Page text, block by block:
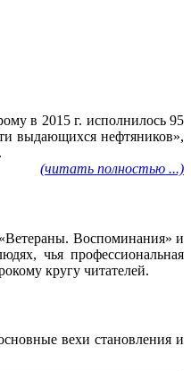
в 2015 г. исполнилось 95
выдающихся нефтяников»,
(читать полностью ...)
Воспоминания» и
чья профессиональная
кругу читателей.
вехи становления и